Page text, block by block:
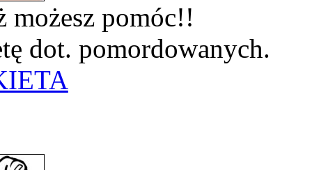
możesz pomóc!!
dot. pomordowanych.